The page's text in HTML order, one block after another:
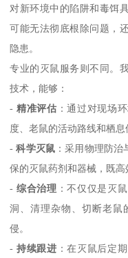
对新环境中的陷阱和毒饵
可能无法彻底根除问题，
隐患。
专业的灭鼠服务则不同。
技术，能够：
- 精准评估 ：通过对现场
度、老鼠的活动路线和栖息
-科学灭鼠 ：采用物理防
保的灭鼠药剂和器械，既高
- 综合治理 ：不仅仅是灭
洞、清理杂物、切断老鼠
侵。
- 持续跟进 ：在灭鼠后定